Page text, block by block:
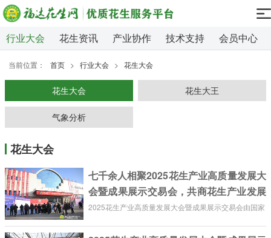
行业大会 花生资讯 产业协作 技术支持 会员中心
当前位置： 首页 > 行业大会 > 花生大会
花生大会 花生大王
气象分析
花生大会
七千余人相聚2025花生产业高质量发展大
会暨成果展示交易会，共商花生产业发展
大计！
2025花生产业高质量发展大会暨成果展示交易会由国家